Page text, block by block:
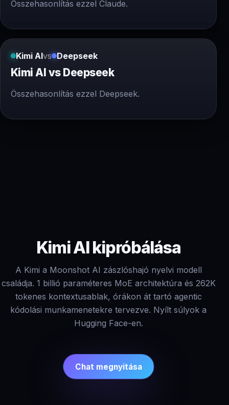
Összehasonlítás ezzel Claude.
Kimi AIvs Deepseek
Kimi AI vs Deepseek
Összehasonlítás ezzel Deepseek.
Kimi AI kipróbálása
A Kimi a Moonshot AI zászlóshajó nyelvi modell
családja. 1 billió paraméteres MoE architektúra és 262K
tokenes kontextusablak, órákon át tartó agentic
kódolási munkamenetekre tervezve. Nyílt súlyok a
Hugging Face-en.
Chat megnyitása